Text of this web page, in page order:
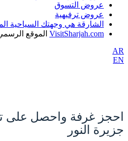
عروض التسوق
عروض ترفيهية
الشارقة هي وجهتك السياحية
VisitSharjah.com الموقع
AR
EN
احجز غرفة واحصل على
جزيرة النور